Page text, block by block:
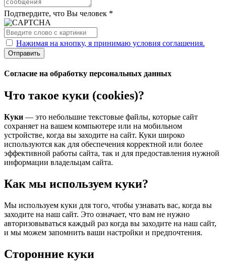
Подтвердите, что Вы человек *
Нажимая на кнопку, я принимаю условия соглашения.
Отправить
Согласие на обработку персональных данных
Что такое куки (cookies)?
Куки — это небольшие текстовые файлы, которые сайт
сохраняет на вашем компьютере или на мобильном
устройстве, когда вы заходите на сайт. Куки широко
используются как для обеспечения корректной или более
эффективной работы сайта, так и для предоставления нужной
информации владельцам сайта.
Как мы используем куки?
Мы используем куки для того, чтобы узнавать вас, когда вы
заходите на наш сайт. Это означает, что вам не нужно
авторизовываться каждый раз когда вы заходите на наш сайт,
и мы можем запомнить ваши настройки и предпочтения.
Сторонние куки